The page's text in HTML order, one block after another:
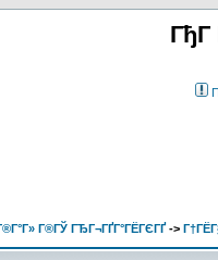
ГђГ
Г®ГЎ ГЂГ¬ГҐГ°ГЁГЄГҐ->